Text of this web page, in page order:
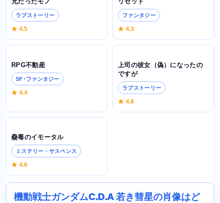
ラブストーリー
★ 4.5
ファンタジー
★ 4.3
RPG不動産
SF･ファンタジー
★ 4.4
上司の彼女（偽）になったの
ですが
ラブストーリー
★ 4.6
蠱毒のイモータル
ミステリー・サスペンス
★ 4.6
機動戦士ガンダムC.D.A 若き彗星の肖像はど